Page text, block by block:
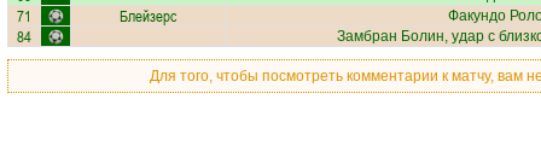
71 Блейзерс Факундо
84 Замбран Болин, удар с
Для того, чтобы посмотреть комментарии к матчу, вам